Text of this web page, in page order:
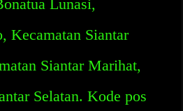
Lunasi,
Kecamatan Siantar
Siantar Marihat,
Selatan. Kode pos